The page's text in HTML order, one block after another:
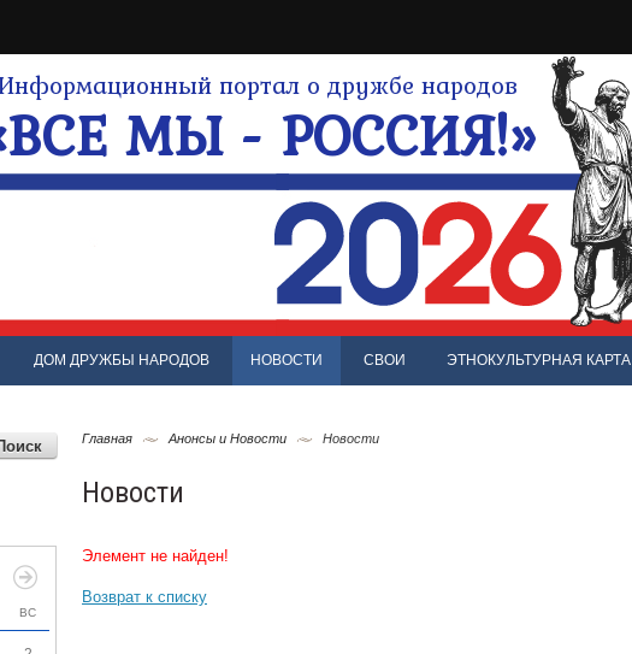
портал о дружбе народов
МЫ - РОССИЯ!»
ДОМ ДРУЖБЫ НАРОДОВ НОВОСТИ СВОИ ЭТНОКУЛЬТУРНАЯ КАРТА
ВС
Главная Анонсы и Новости Новости
Новости
Элемент не найден!
Возврат к списку